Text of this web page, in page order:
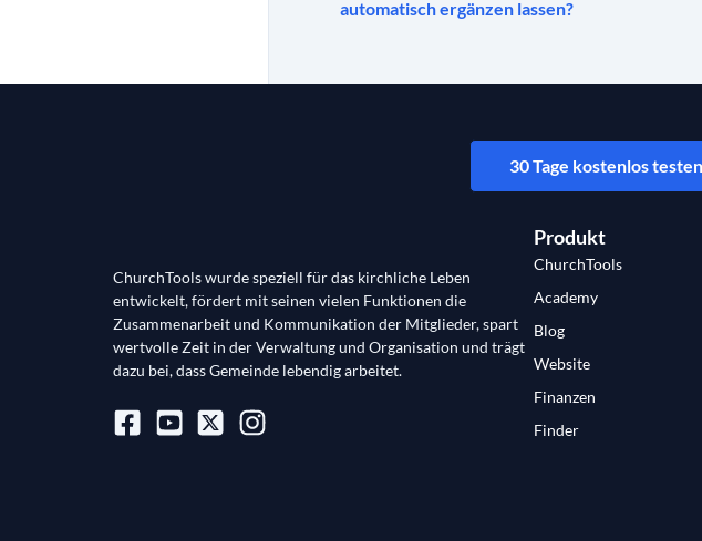
automatisch ergänzen lassen?
30 Tage kostenlos testen
ChurchTools wurde speziell für das kirchliche Leben
entwickelt, fördert mit seinen vielen Funktionen die
Zusammenarbeit und Kommunikation der Mitglieder, spart
wertvolle Zeit in der Verwaltung und Organisation und trägt
dazu bei, dass Gemeinde lebendig arbeitet.
Produkt
ChurchTools
Academy
Blog
Website
Finanzen
Finder